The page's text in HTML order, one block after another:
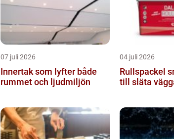
07 juli 2026
Innertak som lyfter både
rummet och ljudmiljön
04 juli 2026
Rullspackel snabbare väg
till släta